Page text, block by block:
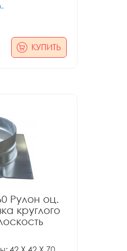
КУПИТЬ
Рулон оц.
круглого